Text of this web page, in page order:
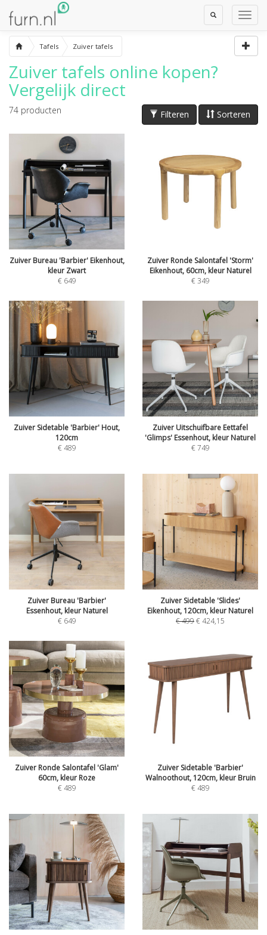
Toggle
Search
Tafels Zuiver tafels
Zuiver tafels online kopen?
Vergelijk direct
Sorteren
Filteren
74 producten
Zuiver Bureau 'Barbier' Eikenhout,
kleur Zwart
€ 649
Zuiver Ronde Salontafel 'Storm'
Eikenhout, 60cm, kleur Naturel
€349
Zuiver Sidetable 'Barbier' Hout,
120cm
€489
Zuiver Uitschuifbare Eettafel
'Glimps' Essenhout, kleur Naturel
€749
Zuiver Bureau 'Barbier'
Essenhout, kleur Naturel
€ 649
Zuiver Sidetable 'Slides'
Eikenhout, 120cm, kleur Naturel
€499€424,15
Zuiver Ronde Salontafel 'Glam'
60cm, kleur Roze
€489
Zuiver Sidetable 'Barbier'
Walnoothout, 120cm, kleur Bruin
€489